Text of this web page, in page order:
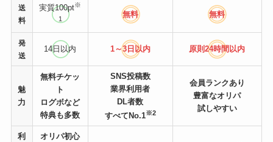
送
料
実質100pt※
1
無料 無料
発
送
14日以内 1～3日以内 原則24時間以内
魅
力
無料チケッ
ト
ログボなど
特典も多数
SNS投稿数
業界利用者
DL者数
すべてNo.1※2
会員ランクあり
豊富なオリパ
試しやすい
利
オリパ初心